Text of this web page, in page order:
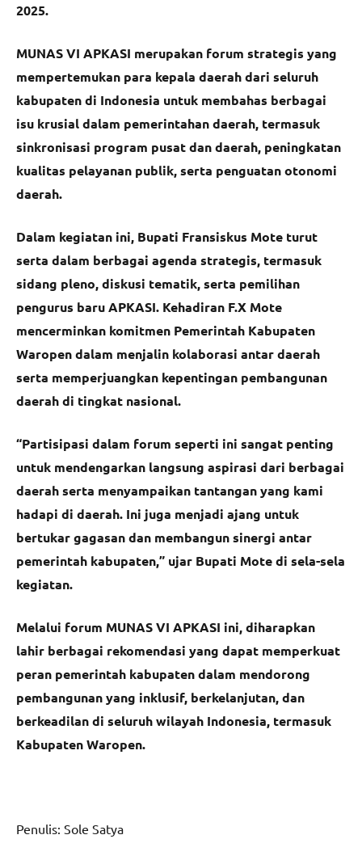
2025.
MUNAS VI APKASI merupakan forum strategis yang
mempertemukan para kepala daerah dari seluruh
kabupaten di Indonesia untuk membahas berbagai
isu krusial dalam pemerintahan daerah, termasuk
sinkronisasi program pusat dan daerah, peningkatan
kualitas pelayanan publik, serta penguatan otonomi
daerah.
Dalam kegiatan ini, Bupati Fransiskus Mote turut
serta dalam berbagai agenda strategis, termasuk
sidang pleno, diskusi tematik, serta pemilihan
pengurus baru APKASI. Kehadiran F.X Mote
mencerminkan komitmen Pemerintah Kabupaten
Waropen dalam menjalin kolaborasi antar daerah
serta memperjuangkan kepentingan pembangunan
daerah di tingkat nasional.
“Partisipasi dalam forum seperti ini sangat penting
untuk mendengarkan langsung aspirasi dari berbagai
daerah serta menyampaikan tantangan yang kami
hadapi di daerah. Ini juga menjadi ajang untuk
bertukar gagasan dan membangun sinergi antar
pemerintah kabupaten,” ujar Bupati Mote di sela-sela
kegiatan.
Melalui forum MUNAS VI APKASI ini, diharapkan
lahir berbagai rekomendasi yang dapat memperkuat
peran pemerintah kabupaten dalam mendorong
pembangunan yang inklusif, berkelanjutan, dan
berkeadilan di seluruh wilayah Indonesia, termasuk
Kabupaten Waropen.
Penulis: Sole Satya